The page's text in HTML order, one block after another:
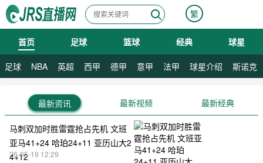
繁
首页 足球 篮球 经典 球星
足球 NBA 英超 西甲 德甲 意甲 法甲 球星介绍 斯诺克
最新资讯 最新视频 最新经典
马刺双加时胜雷霆抢占先机 文班
亚马41+24 哈珀24+11 亚历山大2
4+12
26-05-19 12:29
08月09日 星期日